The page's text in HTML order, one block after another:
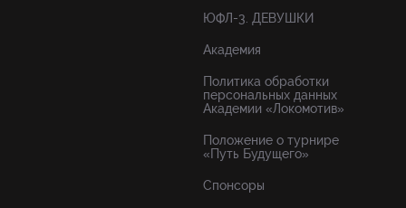
ЮФЛ-3. ДЕВУШКИ
Академия
Политика обработки
персональных данных
Академии «Локомотив»
Положение о турнире
«Путь Будущего»
Спонсоры